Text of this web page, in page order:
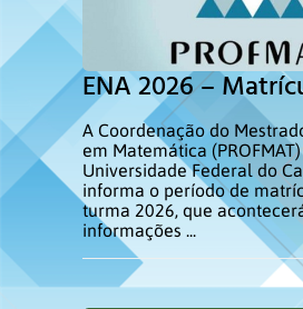
ENA 2026 –
A Coordenação do
em Matemática
Universidade Federal do
informa o período de
turma 2026, que
informações ...